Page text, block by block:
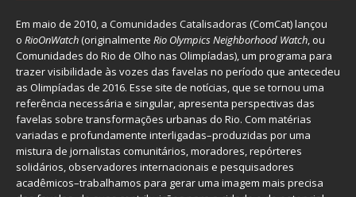
Em maio de 2010, a Comunidades Catalisadoras (ComCat) lançou
o RioOnWatch(originalmente Rio Olympics Neighborhood Watch, ou
Comunidades do Rio de Olho nas Olimpíadas), um programa para
trazer visibilidade às vozes das favelas no período que antecedeu
as Olimpíadas de 2016. Esse site de notícias, que se tornou uma
referência necessária e singular, apresenta perspectivas das
favelas sobre transformações urbanas do Rio. Com matérias
variadas e profundamente interligadas–produzidas por uma
mistura de jornalistas comunitários, moradores, repórteres
solidários, observadores internacionais e pesquisadores
acadêmicos–trabalhamos para gerar uma imagem mais precisa